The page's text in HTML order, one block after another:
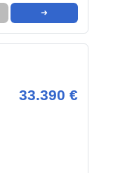
➜
33.390 €